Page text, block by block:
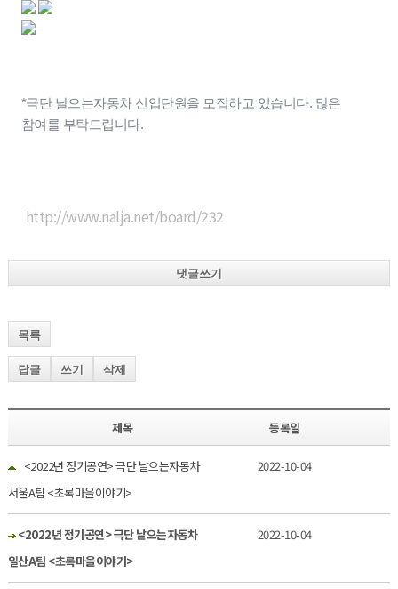
*극단 날으는자동차 신입단원을 모집하고 있습니다. 많은
참여를 부탁드립니다.
http://www.nalja.net/board/232
댓글쓰기
목록
답글 쓰기 삭제
제목 등록일
<2022년 정기공연> 극단 날으는자동차
서울A팀 <초록마을이야기>
2022-10-04
<2022년 정기공연> 극단 날으는자동차
일산A팀 <초록마을이야기>
2022-10-04